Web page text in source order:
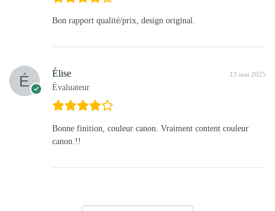
Bon rapport qualité/prix, design original.
Élise
Évaluateur
13 mai 2025
Bonne finition, couleur canon. Vraiment content couleur
canon.!!